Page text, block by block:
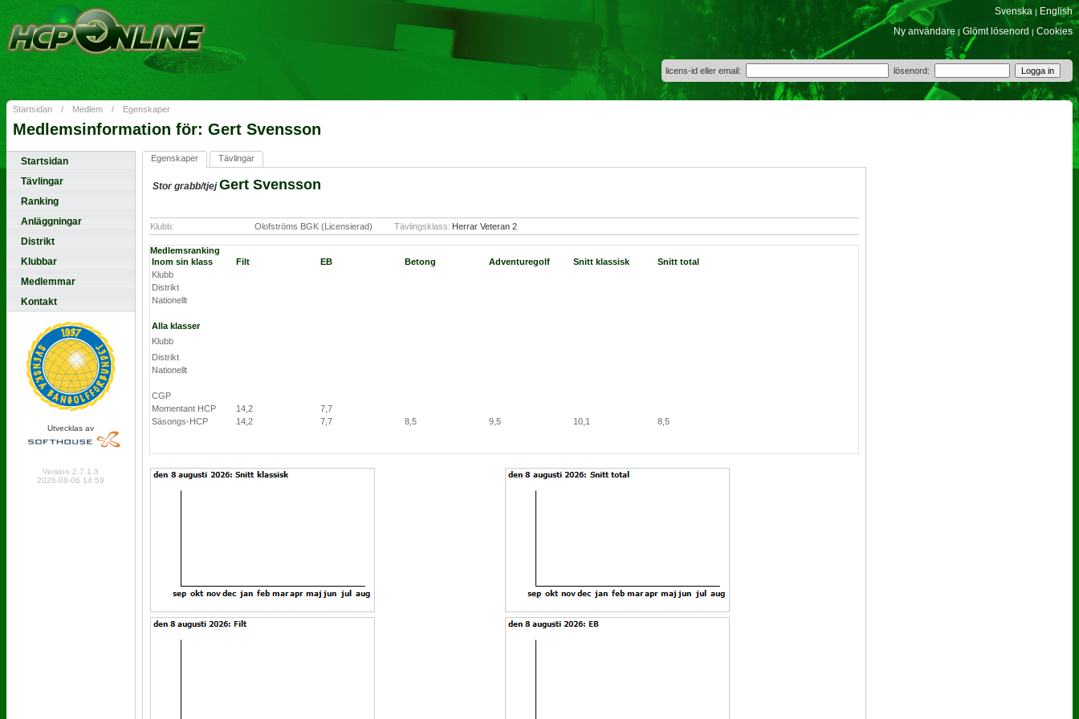
Svenska | English
Ny användare | Glömt lösenord | Cookies
licens-id eller email: lösenord:
Startsidan / Medlem / Egenskaper
Medlemsinformation för: Gert Svensson
Startsidan
Tävlingar
Ranking
Anläggningar
Distrikt
Klubbar
Medlemmar
Kontakt
Utvecklas av
Version 2.7.1.3
2026-08-06 14:59
Egenskaper Tävlingar
Stor grabb/tjejGert Svensson
Klubb: Olofströms BGK (Licensierad) Tävlingsklass: Herrar Veteran 2
Medlemsranking
Inom sin klass
Filt EB Betong Adventuregolf Snitt klassisk
Snitt total
Klubb
Distrikt
Nationellt
Alla klasser
Klubb
Distrikt
Nationellt
CGP
Momentant HCP
14,2
7,7
Säsongs-HCP
14,2 7,7 8,5 9,5 10,1 8,5